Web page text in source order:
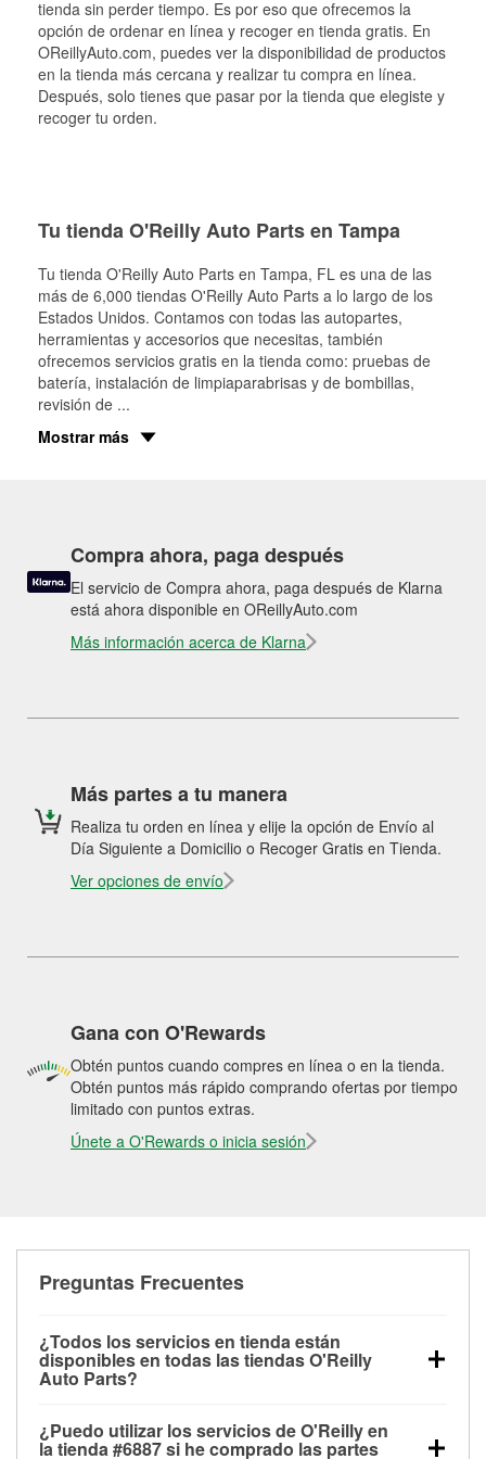
tienda sin perder tiempo. Es por eso que ofrecemos la
opción de ordenar en línea y recoger en tienda gratis. En
OReillyAuto.com, puedes ver la disponibilidad de productos
en la tienda más cercana y realizar tu compra en línea.
Después, solo tienes que pasar por la tienda que elegiste y
recoger tu orden.
Tu tienda O'Reilly Auto Parts en Tampa
Tu tienda O'Reilly Auto Parts en Tampa, FL es una de las
más de 6,000 tiendas O'Reilly Auto Parts a lo largo de los
Estados Unidos. Contamos con todas las autopartes,
herramientas y accesorios que necesitas, también
ofrecemos servicios gratis en la tienda como: pruebas de
batería, instalación de limpiaparabrisas y de bombillas,
revisión de ...
Mostrar más
Compra ahora, paga después
El servicio de Compra ahora, paga después de Klarna
está ahora disponible en OReillyAuto.com
Más información acerca de Klarna
Más partes a tu manera
Realiza tu orden en línea y elije la opción de Envío al
Día Siguiente a Domicilio o Recoger Gratis en Tienda.
Ver opciones de envío
Gana con O'Rewards
Obtén puntos cuando compres en línea o en la tienda.
Obtén puntos más rápido comprando ofertas por tiempo
limitado con puntos extras.
Únete a O'Rewards o inicia sesión
Preguntas Frecuentes
¿Todos los servicios en tienda están
disponibles en todas las tiendas O'Reilly
Auto Parts?
las pruebas de batería, pruebas de alternador y
¿Puedo utilizar los servicios de O'Reilly en
la tienda #6887 si he comprado las partes